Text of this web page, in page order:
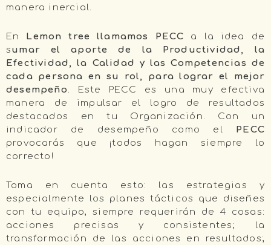
manera inercial.
En Lemon tree llamamos PECC a la idea de
sumar el aporte de la Productividad, la
Efectividad, la Calidad y las Competencias de
cada persona en su rol, para lograr el mejor
desempeño. Este PECC es una muy efectiva
manera de impulsar el logro de resultados
destacados en tu Organización. Con un
indicador de desempeño como el PECC
provocarás que ¡todos hagan siempre lo
correcto!
Toma en cuenta esto: las estrategias y
especialmente los planes tácticos que diseñes
con tu equipo, siempre requerirán de 4 cosas:
acciones precisas y consistentes; la
transformación de las acciones en resultados;